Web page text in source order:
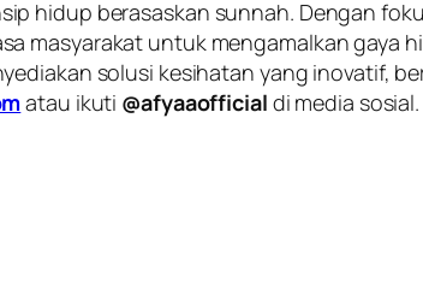
hidup berasaskan sunnah. Dengan
masyarakat untuk mengamalkan
solusi kesihatan yang inovatif,
atau ikuti @afyaaofficial di media sosial.